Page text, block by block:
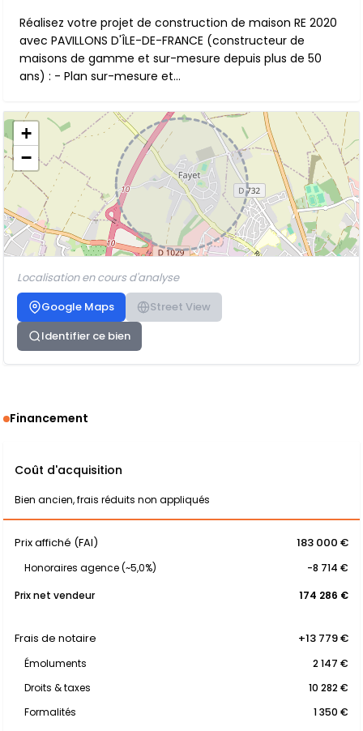
Réalisez votre projet de construction de maison RE 2020
avec PAVILLONS D'ÎLE-DE-FRANCE (constructeur de
maisons de gamme et sur-mesure depuis plus de 50
ans) : - Plan sur-mesure et...
+
−
Localisation en cours d'analyse
Google Maps
Street View
Identifier ce bien
Financement
Coût d'acquisition
Bien ancien, frais réduits non appliqués
Prix affiché (FAI) 183 000 €
Honoraires agence (~5,0%)
-8 714 €
Prix net vendeur
174 286 €
Frais de notaire +13 779 €
Émoluments
2 147 €
Droits & taxes
10 282 €
Formalités
1 350 €